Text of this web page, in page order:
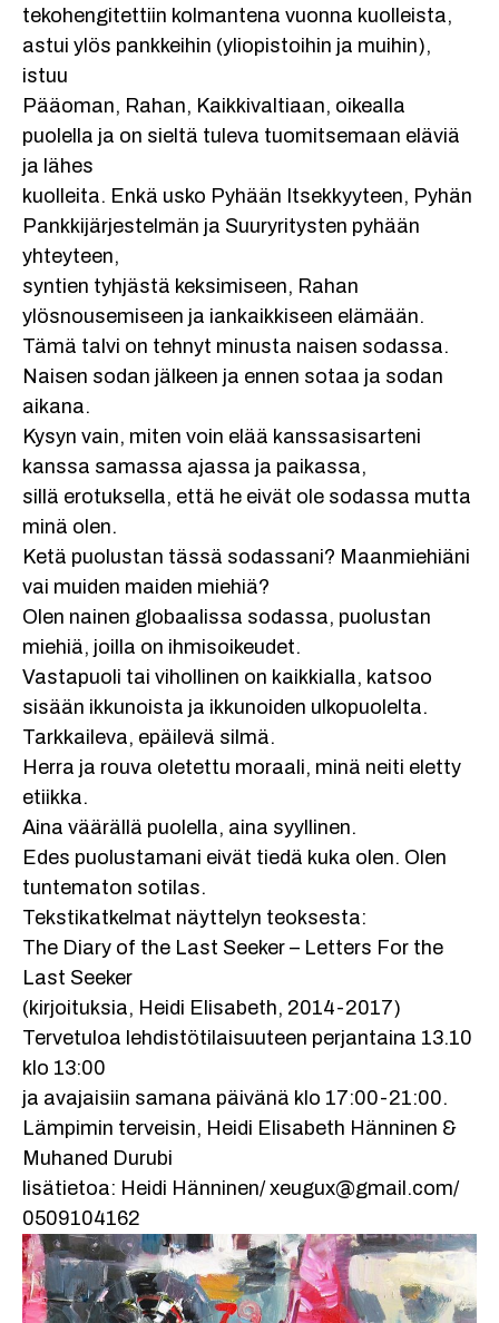
tekohengitettiin kolmantena vuonna kuolleista,
astui ylös pankkeihin (yliopistoihin ja muihin),
istuu
Pääoman, Rahan, Kaikkivaltiaan, oikealla
puolella ja on sieltä tuleva tuomitsemaan eläviä
ja lähes
kuolleita. Enkä usko Pyhään Itsekkyyteen, Pyhän
Pankkijärjestelmän ja Suuryritysten pyhään
yhteyteen,
syntien tyhjästä keksimiseen, Rahan
ylösnousemiseen ja iankaikkiseen elämään.
Tämä talvi on tehnyt minusta naisen sodassa.
Naisen sodan jälkeen ja ennen sotaa ja sodan
aikana.
Kysyn vain, miten voin elää kanssasisarteni
kanssa samassa ajassa ja paikassa,
sillä erotuksella, että he eivät ole sodassa mutta
minä olen.
Ketä puolustan tässä sodassani? Maanmiehiäni
vai muiden maiden miehiä?
Olen nainen globaalissa sodassa, puolustan
miehiä, joilla on ihmisoikeudet.
Vastapuoli tai vihollinen on kaikkialla, katsoo
sisään ikkunoista ja ikkunoiden ulkopuolelta.
Tarkkaileva, epäilevä silmä.
Herra ja rouva oletettu moraali, minä neiti eletty
etiikka.
Aina väärällä puolella, aina syyllinen.
Edes puolustamani eivät tiedä kuka olen. Olen
tuntematon sotilas.
Tekstikatkelmat näyttelyn teoksesta:
The Diary of the Last Seeker – Letters For the
Last Seeker
(kirjoituksia, Heidi Elisabeth, 2014-2017)
Tervetuloa lehdistötilaisuuteen perjantaina 13.10
klo 13:00
ja avajaisiin samana päivänä klo 17:00-21:00.
Lämpimin terveisin, Heidi Elisabeth Hänninen &
Muhaned Durubi
lisätietoa: Heidi Hänninen/ xeugux@gmail.com/
0509104162